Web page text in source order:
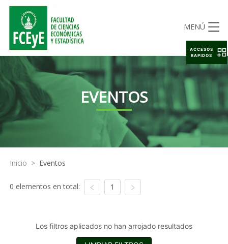
MENÚ
EVENTOS
Inicio > Eventos
0 elementos en total: 1
Los filtros aplicados no han arrojado resultados
ACCESOS
RAPIDOS